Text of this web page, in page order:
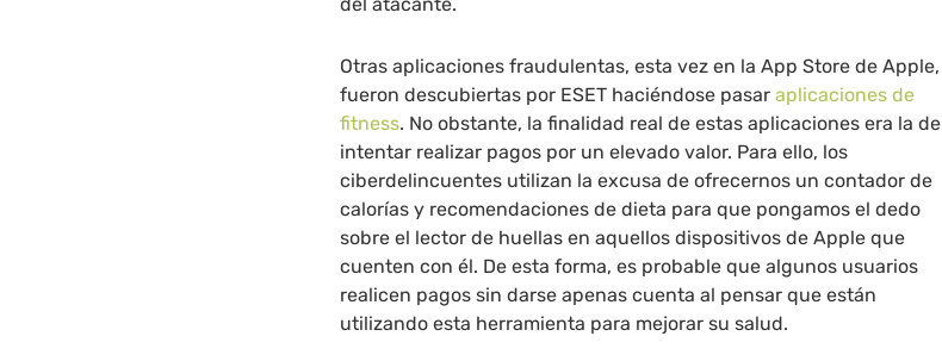
Otras aplicaciones fraudulentas, esta vez en la App Store de Apple,
fueron descubiertas por ESET haciéndose pasaraplicaciones de
fitness. No obstante, la finalidad real de estas aplicaciones era la de
intentar realizar pagos por un elevado valor. Para ello, los
ciberdelincuentes utilizan la excusa de ofrecernos un contador de
calorías y recomendaciones de dieta para que pongamos el dedo
sobre el lector de huellas en aquellos dispositivos de Apple que
cuenten con él. De esta forma, es probable que algunos usuarios
realicen pagos sin darse apenas cuenta al pensar que están
utilizando esta herramienta para mejorar su salud.